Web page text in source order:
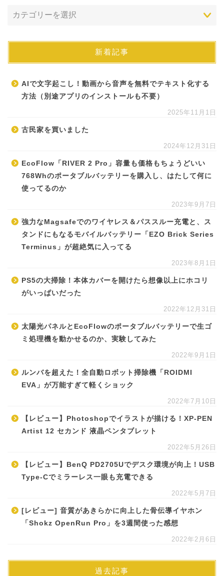
新着記事
AIで文字起こし！動画から音声を無料でテキスト化する
方法（別途アプリのインストールも不要）
2025年11月1日
古民家を買いました
2024年12月31日
EcoFlow「RIVER 2 Pro」容量も価格もちょうどいい
768Whのポータブルバッテリーを購入し、はたして何に
使ってるのか
2023年9月7日
強力なMagsafeでのワイヤレス＆パススルー充電と、ス
タンドにもなるモバイルバッテリー「EZO Brick Series
Terminus」が超絶気に入ってる
2023年8月1日
PS5の大掃除！本体カバーを開けたら想像以上にホコリ
がいっぱいだった
2022年12月31日
太陽光パネルとEcoFlowのポータブルバッテリーで生ゴ
ミ処理機を動かせるのか、実験してみた
2022年9月1日
ルンバを超えた！全自動ロボット掃除機「ROIDMI
EVA」が万能すぎて軽くショック
2022年7月10日
【レビュー】Photoshopでイラストが描ける！XP-PEN
Artist 12 セカンド 液晶ペンタブレット
2022年5月26日
【レビュー】BenQ PD2705Uでデスク環境が向上！USB
Type-Cでミラーレス一眼も充電できる
2022年5月7日
[レビュー] 音質があきらかに向上した骨伝導イヤホン
「Shokz OpenRun Pro」を3週間使った感想
2022年2月6日
過去記事